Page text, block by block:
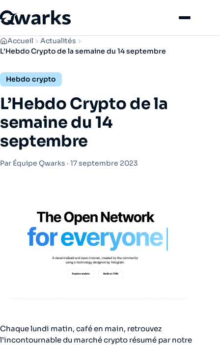
Menu
Accueil
Actualités
L’Hebdo Crypto de la semaine du 14 septembre
Hebdo crypto
L’Hebdo Crypto de la
semaine du 14
septembre
Par Équipe Qwarks · 17 septembre 2023
Chaque lundi matin, café en main, retrouvez
l’incontournable du marché crypto résumé par notre